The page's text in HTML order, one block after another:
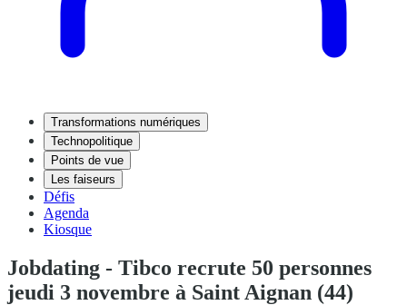
Transformations numériques
Technopolitique
Points de vue
Les faiseurs
Défis
Agenda
Kiosque
Jobdating - Tibco recrute 50 personnes
jeudi 3 novembre à Saint Aignan (44)